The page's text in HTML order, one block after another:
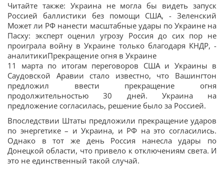
Читайте также: Украина не могла бы видеть запуск
Россией баллистики без помощи США, - Зеленский
Может ли РФ нанести масштабные удары по Украине на
Пасху: эксперт оценил угрозу Россия до сих пор не
проиграла войну в Украине только благодаря КНДР, -
аналитикиПрекращение огня в Украине
11 марта по итогам переговоров США и Украины в
Саудовской Аравии стало известно, что Вашингтон
предложил ввести прекращение огня
продолжительностью 30 дней. Украина на
предложение согласилась, решение было за Россией.
Впоследствии Штаты предложили прекращение ударов
по энергетике – и Украина, и РФ на это согласились.
Однако в тот же день Россия нанесла удары по
Донецкой области, что привело к отключениям света. И
это не единственный такой случай.